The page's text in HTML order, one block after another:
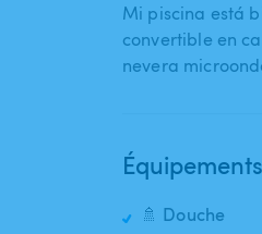
Mi piscina está
convertible en
nevera
Équipements
🚿 Douche